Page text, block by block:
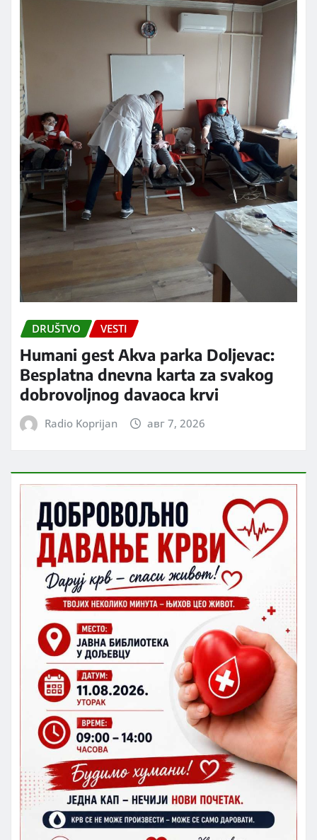
DRUŠTVO VESTI
Humani gest Akva parka Doljevac:
Besplatna dnevna karta za svakog
dobrovoljnog davaoca krvi
Radio Koprijan авг 7, 2026